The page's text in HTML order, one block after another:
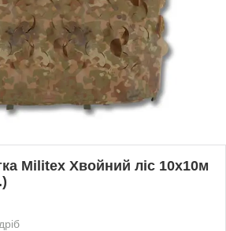
Militex Хвойний ліс 10х10м